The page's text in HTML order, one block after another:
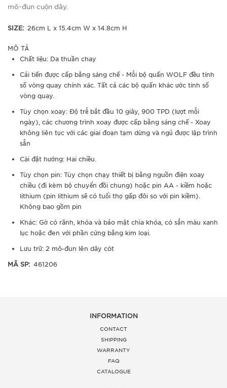
mô-đun cuộn dây.
SIZE: 26cm L x 15.4cm W x 14.8cm H
MÔ TẢ
Chất liệu: Da thuần chay
Cải tiến được cấp bằng sáng chế - Mỗi bộ quấn WOLF đều tính
số vòng quay chính xác. Tất cả các bộ quấn khác ước tính số
vòng quay.
Tùy chọn xoay: Độ trễ bắt đầu 10 giây, 900 TPD (lượt mỗi
ngày), các chương trình xoay được cấp bằng sáng chế - Xoay
không liên tục với các giai đoạn tạm dừng và ngủ được lập trình
sẵn
Cài đặt hướng: Hai chiều.
Tùy chọn pin: Tùy chọn chạy thiết bị bằng nguồn điện xoay
chiều (đi kèm bộ chuyển đồi chung) hoặc pin AA - kiềm hoặc
lithium (pin lithium sẽ có tuổi thọ gấp đôi so với pin kiềm).
Không bao gồm pin
Khác: Gờ có rãnh, khóa và bảo mật chìa khóa, có sẳn màu xanh
lục hoặc đen với phần cứng bằng kim loại.
Lưu trữ: 2 mô-đun lên dây cót
MÃ SP: 461206
INFORMATION
CONTACT
SHIPPING
WARRANTY
FAQ
CATALOGUE